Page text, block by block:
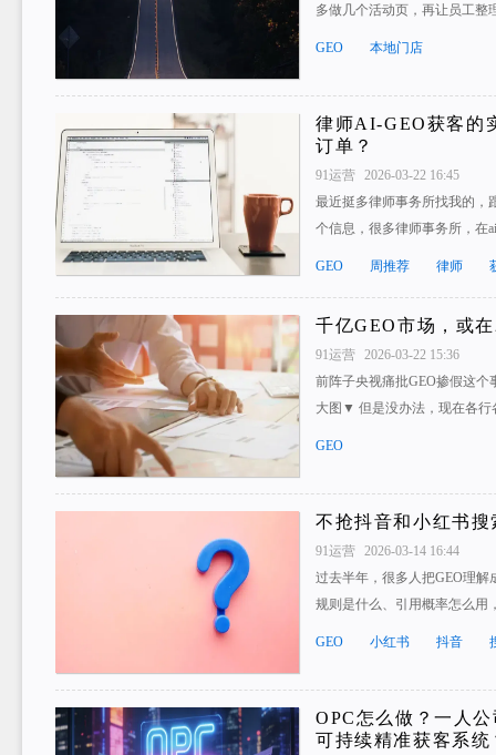
多做几个活动页，再让员工
GEO 本地门店
律师AI-GEO获客的
订单？
91运营 2026-03-22 16:45
最近挺多律师事务所找我的，
个信息，很多律师事务所，在
GEO 周推荐 律师
千亿GEO市场，或
91运营
2026-03-22 15:36
前阵子央视痛批GEO掺假这
大图▼ 但是没办法，现在各
GEO
不抢抖音和小红书
91运营
2026-03-14 16:44
过去半年，很多人把GEO理
规则是什么、引用概率怎么
GEO 小红书 抖音
OPC怎么做？一人
可持续精准获客系